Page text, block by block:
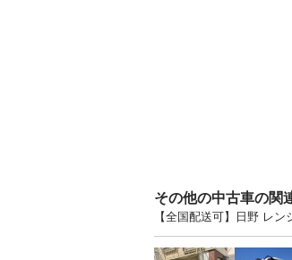
その他の中古車の関
【全国配送可】日野 レ